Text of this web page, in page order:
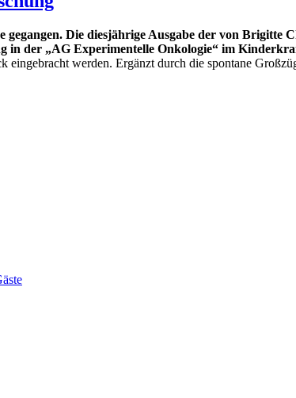
Die diesjährige Ausgabe der von Brigitte
in der „AG Experimentelle Onkologie“ im
werden. Ergänzt durch die spontane